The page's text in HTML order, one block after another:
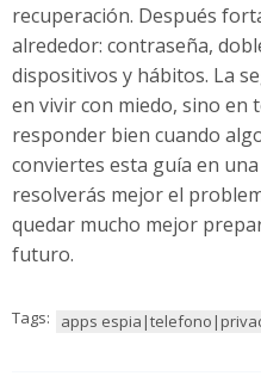
recuperación. Después
alrededor: contraseña,
dispositivos y hábitos. La
en vivir con miedo, sino en
responder bien cuando
conviertes esta guía en
resolverás mejor el
quedar mucho mejor
futuro.
Tags: apps